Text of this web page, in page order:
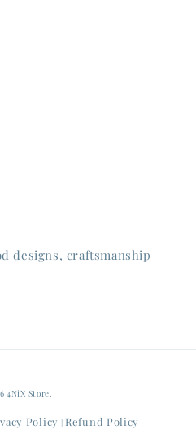
designs, craftsmanship
4NiX Store.
Policy Refund Policy